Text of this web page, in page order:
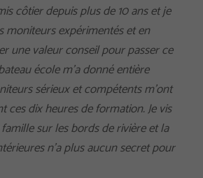
côtier depuis plus de 10 ans et je
moniteurs expérimentés et en
une valeur conseil pour passer ce
école m’a donné entière
sérieux et compétents m’ont
ces dix heures de formation. Je vis
sur les bords de rivière et la
n’a plus aucun secret pour